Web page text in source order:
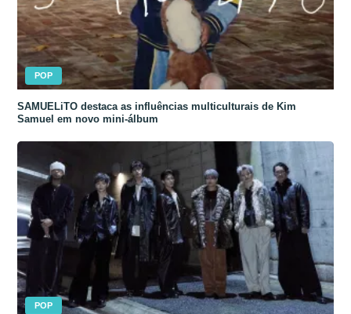
POP
SAMUELiTO destaca as influências multiculturais de Kim
Samuel em novo mini-álbum
POP